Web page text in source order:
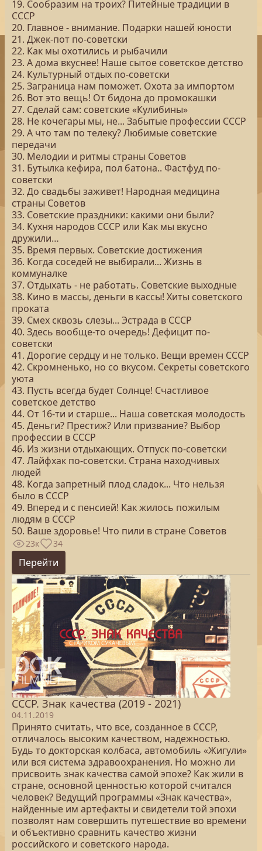
19. Сообразим на троих? Питейные традиции в
СССР
20. Главное - внимание. Подарки нашей юности
21. Джек-пот по-советски
22. Как мы охотились и рыбачили
23. А дома вкуснее! Наше сытое советское детство
24. Культурный отдых по-советски
25. Заграница нам поможет. Охота за импортом
26. Вот это вещь! От бидона до промокашки
27. Сделай сам: советские «Кулибины»
28. Не кочегары мы, не... Забытые профессии СССР
29. А что там по телеку? Любимые советские
передачи
30. Мелодии и ритмы страны Советов
31. Бутылка кефира, пол батона.. Фастфуд по-
советски
32. До свадьбы заживет! Народная медицина
страны Советов
33. Советские праздники: какими они были?
34. Кухня народов СССР или Как мы вкусно
дружили…
35. Время первых. Советские достижения
36. Когда соседей не выбирали... Жизнь в
коммуналке
37. Отдыхать - не работать. Советские выходные
38. Кино в массы, деньги в кассы! Хиты советского
проката
39. Смех сквозь слезы... Эстрада в СССР
40. Здесь вообще-то очередь! Дефицит по-
советски
41. Дорогие сердцу и не только. Вещи времен СССР
42. Скромненько, но со вкусом. Секреты советского
уюта
43. Пусть всегда будет Солнце! Счастливое
советское детство
44. От 16-ти и старше... Наша советская молодость
45. Деньги? Престиж? Или призвание? Выбор
профессии в СССР
46. Из жизни отдыхающих. Отпуск по-советски
47. Лайфхак по-советски. Страна находчивых
людей
48. Когда запретный плод сладок... Что нельзя
было в СССР
49. Вперед и с пенсией! Как жилось пожилым
людям в СССР
50. Ваше здоровье! Что пили в стране Советов
23к 34
Перейти
СССР. Знак качества (2019 - 2021)
04.11.2019
Принято считать, что все, созданное в СССР,
отличалось высоким качеством, надежностью.
Будь то докторская колбаса, автомобиль «Жигули»
или вся система здравоохранения. Но можно ли
присвоить знак качества самой эпохе? Как жили в
стране, основной ценностью которой считался
человек? Ведущий программы «Знак качества»,
найденные им артефакты и свидетели той эпохи
позволят нам совершить путешествие во времени
и объективно сравнить качество жизни
российского и советского народа.